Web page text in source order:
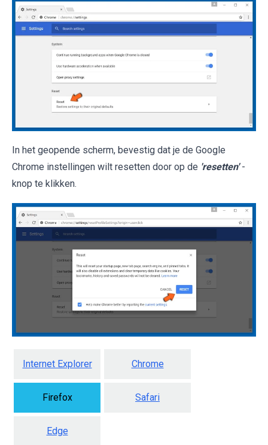
In het geopende scherm, bevestig dat je de Google
Chrome instellingen wilt resetten door op de 'resetten' -
knop te klikken.
Internet Explorer Chrome
Firefox Safari
Edge